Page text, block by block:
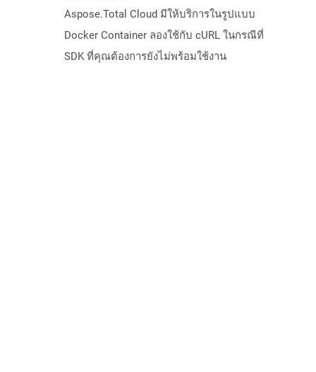
Aspose.Total Cloud มีให้บริการในรูปแบบ
Docker Container ลองใช้กับ cURL ในกรณีที่
SDK ที่คุณต้องการยังไม่พร้อมใช้งาน